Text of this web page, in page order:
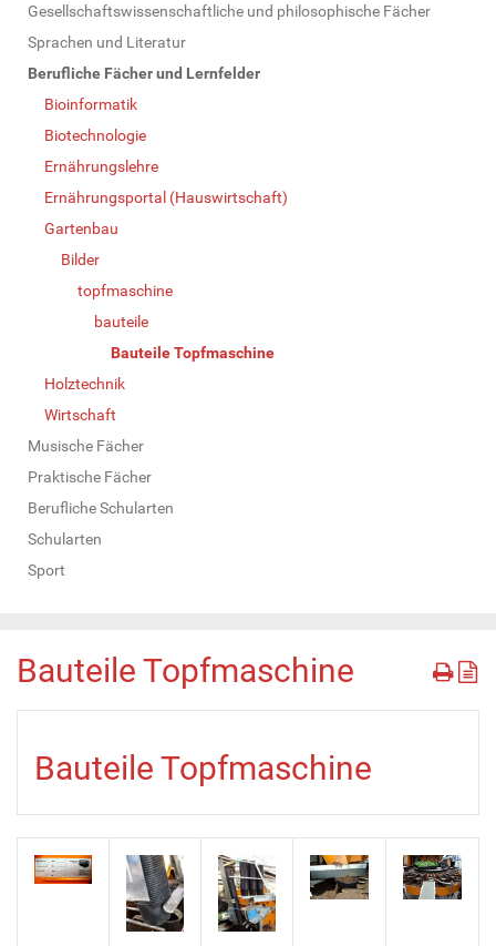
Gesellschaftswissenschaftliche und philosophische Fächer
Sprachen und Literatur
Berufliche Fächer und Lernfelder
Bioinformatik
Biotechnologie
Ernährungslehre
Ernährungsportal (Hauswirtschaft)
Gartenbau
Bilder
topfmaschine
bauteile
Bauteile Topfmaschine
Holztechnik
Wirtschaft
Musische Fächer
Praktische Fächer
Berufliche Schularten
Schularten
Sport
Bauteile Topfmaschine
Bauteile Topfmaschine